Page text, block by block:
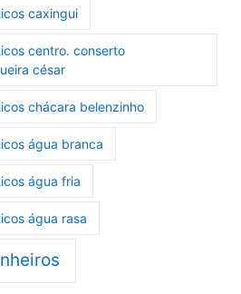
caxingui
centro. conserto
césar
chácara belenzinho
água branca
água fria
água rasa